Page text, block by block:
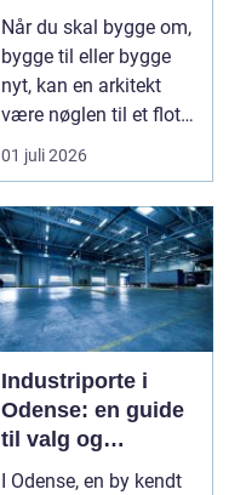
Når du skal bygge om,
bygge til eller bygge
nyt, kan en arkitekt
være nøglen til et flot
resultat, d...
01 juli 2026
Industriporte i
Odense: en guide
til valg og
installation
I Odense, en by kendt